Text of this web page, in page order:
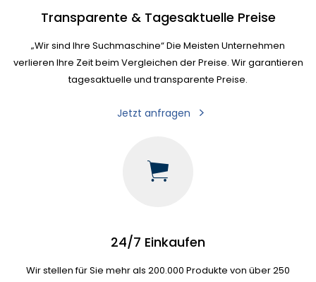
Transparente & Tagesaktuelle Preise
„Wir sind Ihre Suchmaschine“ Die Meisten Unternehmen
verlieren Ihre Zeit beim Vergleichen der Preise. Wir garantieren
tagesaktuelle und transparente Preise.
Jetzt anfragen
24/7 Einkaufen
Wir stellen für Sie mehr als 200.000 Produkte von über 250